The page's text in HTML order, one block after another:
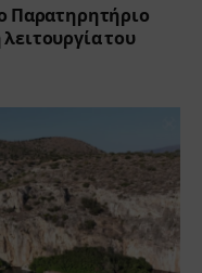
Παρατηρητήριο
του